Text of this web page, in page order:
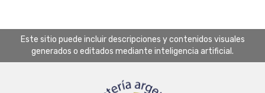
Este sitio puede incluir descripciones y contenidos visuales
generados o editados mediante inteligencia artificial.